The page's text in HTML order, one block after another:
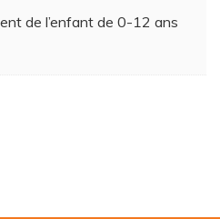
de l’enfant de 0-12 ans